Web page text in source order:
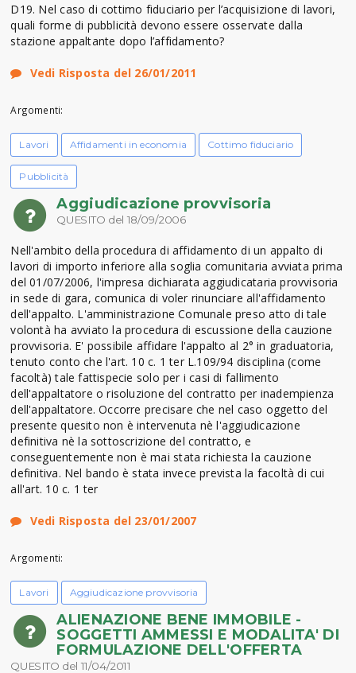
D19. Nel caso di cottimo fiduciario per l’acquisizione di lavori,
quali forme di pubblicità devono essere osservate dalla
stazione appaltante dopo l’affidamento?
Vedi Risposta del 26/01/2011
Argomenti:
Lavori Affidamenti in economia Cottimo fiduciario
Pubblicità
Aggiudicazione provvisoria
QUESITO del 18/09/2006
Nell'ambito della procedura di affidamento di un appalto di
lavori di importo inferiore alla soglia comunitaria avviata prima
del 01/07/2006, l'impresa dichiarata aggiudicataria provvisoria
in sede di gara, comunica di voler rinunciare all'affidamento
dell'appalto. L'amministrazione Comunale preso atto di tale
volontà ha avviato la procedura di escussione della cauzione
provvisoria. E' possibile affidare l'appalto al 2° in graduatoria,
tenuto conto che l'art. 10 c. 1 ter L.109/94 disciplina (come
facoltà) tale fattispecie solo per i casi di fallimento
dell'appaltatore o risoluzione del contratto per inadempienza
dell'appaltatore. Occorre precisare che nel caso oggetto del
presente quesito non è intervenuta nè l'aggiudicazione
definitiva nè la sottoscrizione del contratto, e
conseguentemente non è mai stata richiesta la cauzione
definitiva. Nel bando è stata invece prevista la facoltà di cui
all'art. 10 c. 1 ter
Vedi Risposta del 23/01/2007
Argomenti:
Lavori Aggiudicazione provvisoria
ALIENAZIONE BENE IMMOBILE -
SOGGETTI AMMESSI E MODALITA' DI
FORMULAZIONE DELL'OFFERTA
QUESITO del 11/04/2011